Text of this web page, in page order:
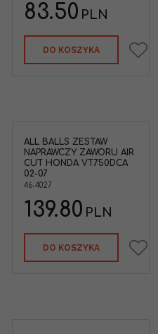
83.50 PLN
DO KOSZYKA
ALL BALLS ZESTAW
NAPRAWCZY ZAWORU AIR
CUT HONDA VT750DCA
02-07
46-4027
139.80 PLN
DO KOSZYKA